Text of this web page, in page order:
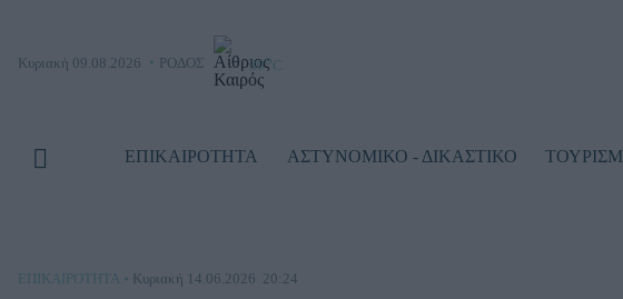
Κυριακή 09.08.2026 ΡΟΔΟΣ 30oC
ΕΠΙΚΑΙΡΟΤΗΤΑ ΑΣΤΥΝΟΜΙΚΟ - ΔΙΚΑΣΤΙΚΟ
ΕΠΙΚΑΙΡΌΤΗΤΑ Κυριακή 14.06.2026 20:24